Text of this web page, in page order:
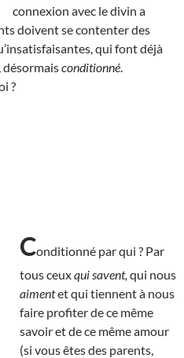
connexion avec le divin a
doivent se contenter des
qui font déjà
conditionné
?
Conditionné par qui ? Par
tous ceuxqui savent, qui nous
aimentet qui tiennent à nous
faire profiter de ce même
savoir et de ce même amour
(si vous êtes des parents,